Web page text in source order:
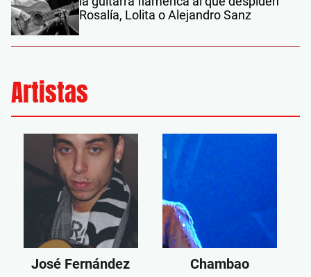
Rosalía, Lolita o Alejandro Sanz
Artistas
José Fernández Chambao